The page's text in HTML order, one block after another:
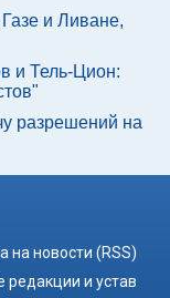
и Ливане,
и Тель-Цион:
разрешений на
на новости (RSS)
редакции и устав